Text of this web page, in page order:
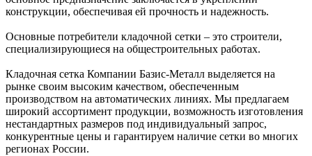
конструкции, обеспечивая ей прочность и надежность.
Основные потребители кладочной сетки – это строители,
специализирующиеся на общестроительных работах.
Кладочная сетка Компании Базис-Металл выделяется на
рынке своим высоким качеством, обеспеченным
производством на автоматических линиях. Мы предлагаем
широкий ассортимент продукции, возможность изготовления
нестандартных размеров под индивидуальный запрос,
конкурентные цены и гарантируем наличие сетки во многих
регионах России.